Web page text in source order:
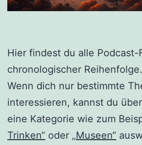
Hier findest du alle Podcast-
chronologischer Reihenfolge.
Wenn dich nur bestimmte
interessieren, kannst du
eine Kategorie wie zum
Trinken“ oder „Museen“